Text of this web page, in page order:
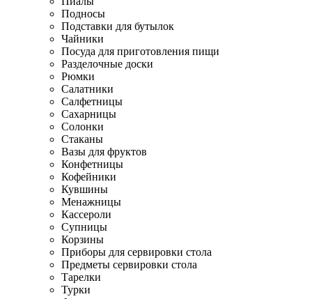
Подносы
Подставки для бутылок
Чайники
Посуда для приготовления пищи
Разделочные доски
Рюмки
Салатники
Салфетницы
Сахарницы
Солонки
Стаканы
Вазы для фруктов
Конфетницы
Кофейники
Кувшины
Менажницы
Кассероли
Супницы
Корзины
Приборы для сервировки стола
Предметы сервировки стола
Тарелки
Турки